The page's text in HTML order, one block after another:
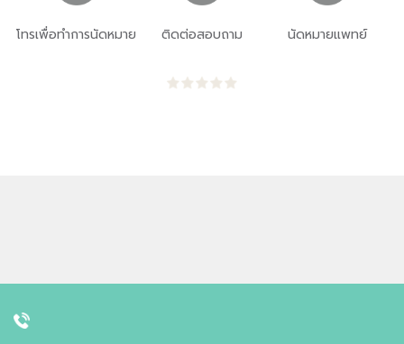
โทรเพื่อทำการนัดหมาย ติดต่อสอบถาม นัดหมายแพทย์